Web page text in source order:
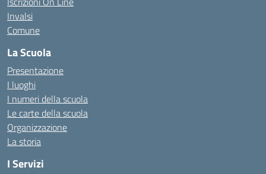
Invalsi
Comune
La Scuola
Presentazione
I luoghi
I numeri della scuola
Le carte della scuola
Organizzazione
La storia
I Servizi